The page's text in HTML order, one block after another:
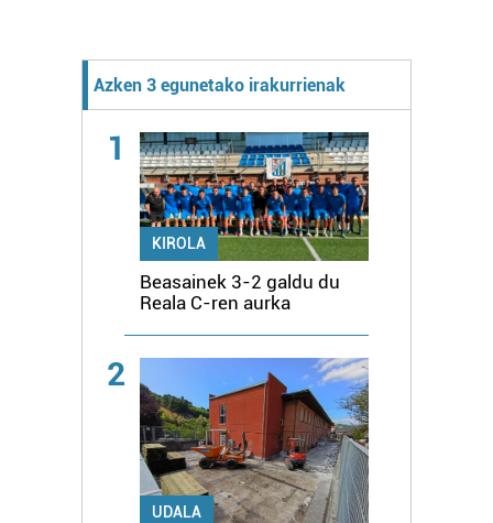
Azken 3 egunetako irakurrienak
1
KIROLA
Beasainek 3-2 galdu du
Reala C-ren aurka
2
UDALA